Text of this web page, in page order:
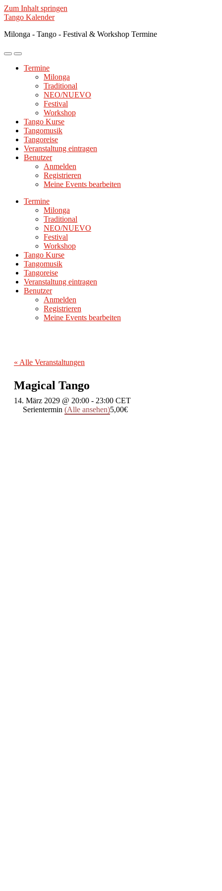
Zum Inhalt springen
Tango Kalender
Milonga - Tango - Festival & Workshop Termine
Mobile-
ein-/ausblenden
Suchfeld
ein-/ausblenden
Termine
Milonga
Traditional
NEO/NUEVO
Festival
Workshop
Tango Kurse
Tangomusik
Tangoreise
Veranstaltung eintragen
Benutzer
Anmelden
Registrieren
Meine Events bearbeiten
Termine
Milonga
Traditional
NEO/NUEVO
Festival
Workshop
Tango Kurse
Tangomusik
Tangoreise
Veranstaltung eintragen
Benutzer
Anmelden
Registrieren
Meine Events bearbeiten
« Alle Veranstaltungen
Magical Tango
14. März 2029 @ 20:00 - 23:00 CET
Serientermin (Alle ansehen)5,00€